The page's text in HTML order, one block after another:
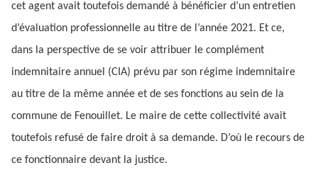
cet agent avait toutefois demandé à bénéficier d’un entretien
d’évaluation professionnelle au titre de l’année 2021. Et ce,
dans la perspective de se voir attribuer le complément
indemnitaire annuel (CIA) prévu par son régime indemnitaire
au titre de la même année et de ses fonctions au sein de la
commune de Fenouillet. Le maire de cette collectivité avait
toutefois refusé de faire droit à sa demande. D’où le recours de
ce fonctionnaire devant la justice.